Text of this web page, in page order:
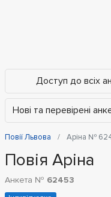
Доступ до всіх
Нові та перевірені
Повії Львова Аріна №
Повія Аріна
Анкета № 62453